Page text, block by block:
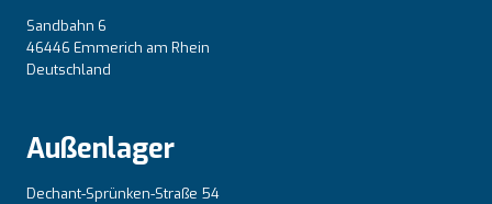
Sandbahn 6
46446 Emmerich am Rhein
Deutschland
Außenlager
Dechant-Sprünken-Straße 54